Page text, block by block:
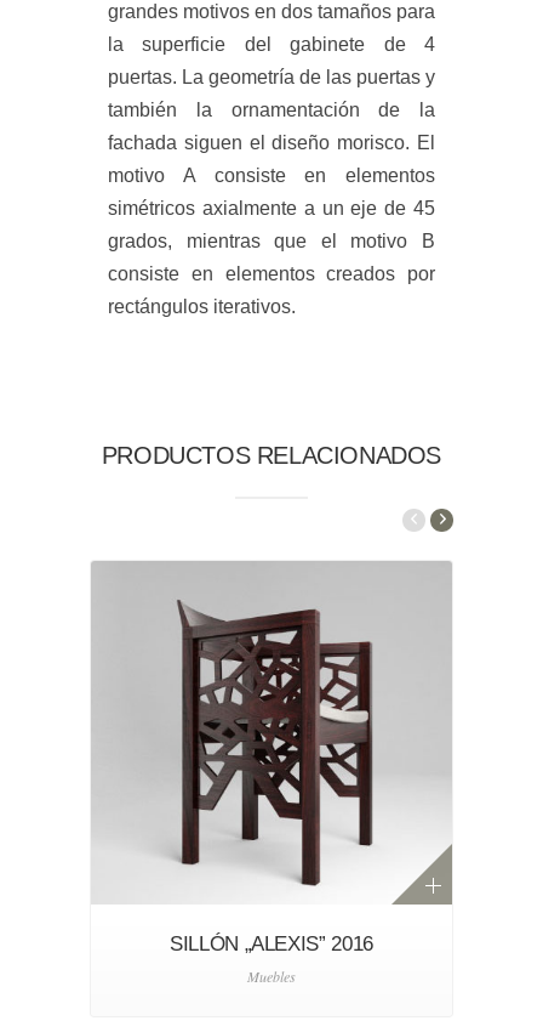
grandes motivos en dos tamaños para
la superficie del gabinete de 4
puertas. La geometría de las puertas y
también la ornamentación de la
fachada siguen el diseño morisco. El
motivo A consiste en elementos
simétricos axialmente a un eje de 45
grados, mientras que el motivo B
consiste en elementos creados por
rectángulos iterativos.
PRODUCTOS RELACIONADOS
SILLÓN „ALEXIS” 2016
Muebles